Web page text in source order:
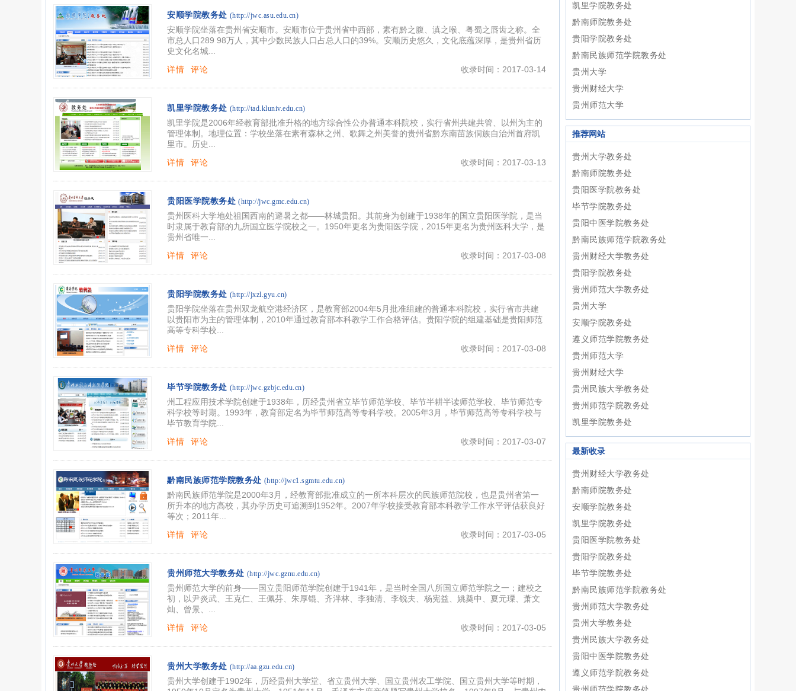
安顺学院教务处 (http://jwc.asu.edu.cn)
安顺学院坐落在贵州省安顺市。安顺市位于贵州省中西部，素有黔之腹、滇之喉、粤蜀之唇齿之称。全
市总人口289 98万人，其中少数民族人口占总人口的39%。安顺历史悠久，文化底蕴深厚，是贵州省历
史文化名城...
详情
评论 收录时间：2017-03-14
凯里学院教务处 (http://tad.kluniv.edu.cn)
凯里学院是2006年经教育部批准升格的地方综合性公办普通本科院校，实行省州共建共管、以州为主的
管理体制。地理位置：学校坐落在素有森林之州、歌舞之州美誉的贵州省黔东南苗族侗族自治州首府凯
里市。历史...
详情
评论 收录时间：2017-03-13
贵阳医学院教务处 (http://jwc.gmc.edu.cn)
贵州医科大学地处祖国西南的避暑之都——林城贵阳。其前身为创建于1938年的国立贵阳医学院，是当
时隶属于教育部的九所国立医学院校之一。1950年更名为贵阳医学院，2015年更名为贵州医科大学，是
贵州省唯一...
详情
评论 收录时间：2017-03-08
贵阳学院教务处 (http://jxzl.gyu.cn)
贵阳学院坐落在贵州双龙航空港经济区，是教育部2004年5月批准组建的普通本科院校，实行省市共建
以贵阳市为主的管理体制，2010年通过教育部本科教学工作合格评估。贵阳学院的组建基础是贵阳师范
高等专科学校...
详情
评论 收录时间：2017-03-08
毕节学院教务处 (http://jwc.gzbjc.edu.cn)
州工程应用技术学院创建于1938年，历经贵州省立毕节师范学校、毕节半耕半读师范学校、毕节师范专
科学校等时期。1993年，教育部定名为毕节师范高等专科学校。2005年3月，毕节师范高等专科学校与
毕节教育学院...
详情
评论 收录时间：2017-03-07
黔南民族师范学院教务处 (http://jwc1.sgmtu.edu.cn)
黔南民族师范学院是2000年3月，经教育部批准成立的一所本科层次的民族师范院校，也是贵州省第一
所升本的地方高校，其办学历史可追溯到1952年。2007年学校接受教育部本科教学工作水平评估获良好
等次；2011年...
详情
评论 收录时间：2017-03-05
贵州师范大学教务处 (http://jwc.gznu.edu.cn)
贵州师范大学的前身——国立贵阳师范学院创建于1941年，是当时全国八所国立师范学院之一；建校之
初，以尹炎武、王克仁、王佩芬、朱厚锟、齐泮林、李独清、李锐夫、杨宪益、姚奠中、夏元瑮、萧文
灿、曾景、...
详情
评论 收录时间：2017-03-05
贵州大学教务处 (http://aa.gzu.edu.cn)
贵州大学创建于1902年，历经贵州大学堂、省立贵州大学、国立贵州农工学院、国立贵州大学等时期，
凯里学院教务处
黔南师院教务处
贵阳学院教务处
黔南民族师范学院教务处
贵州大学
贵州财经大学
贵州师范大学
推荐网站
贵州大学教务处
黔南师院教务处
贵阳医学院教务处
毕节学院教务处
贵阳中医学院教务处
黔南民族师范学院教务处
贵州财经大学教务处
贵阳学院教务处
贵州师范大学教务处
贵州大学
安顺学院教务处
遵义师范学院教务处
贵州师范大学
贵州财经大学
贵州民族大学教务处
贵州师范学院教务处
凯里学院教务处
最新收录
贵州财经大学教务处
黔南师院教务处
安顺学院教务处
凯里学院教务处
贵阳医学院教务处
贵阳学院教务处
毕节学院教务处
黔南民族师范学院教务处
贵州师范大学教务处
贵州大学教务处
贵州民族大学教务处
贵阳中医学院教务处
遵义师范学院教务处